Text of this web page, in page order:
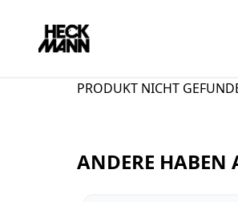
PRODUKT NICHT
ANDERE HABEN